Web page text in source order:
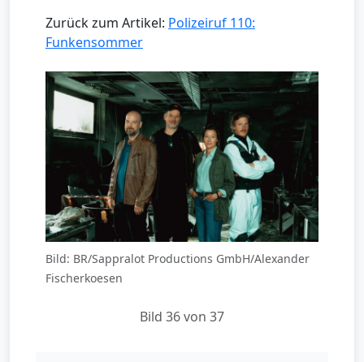
Zurück zum Artikel: Polizeiruf 110:
Funkensommer
Bild: BR/Sappralot Productions GmbH/Alexander
Fischerkoesen
Bild 36 von 37